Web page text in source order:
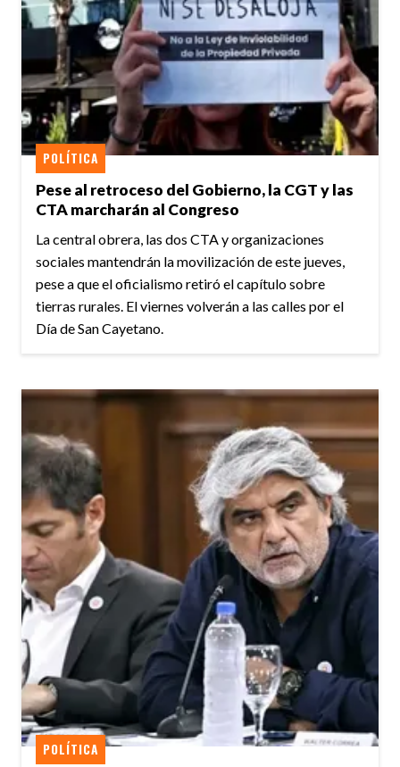
Pese al retroceso del Gobierno, la CGT y las
CTA marcharán al Congreso
POLÍTICA
La central obrera, las dos CTA y organizaciones
sociales mantendrán la movilización de este jueves,
pese a que el oficialismo retiró el capítulo sobre
tierras rurales. El viernes volverán a las calles por el
Día de San Cayetano.
POLÍTICA